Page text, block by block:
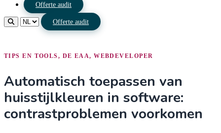
Offerte audit
Offerte audit
TIPS EN TOOLS, DE EAA, WEBDEVELOPER
Automatisch toepassen van
huisstijlkleuren in software:
contrastproblemen voorkomen